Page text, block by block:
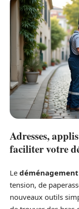
Adresses,
faciliter votre
Le déménagement
tension, de
nouveaux outils